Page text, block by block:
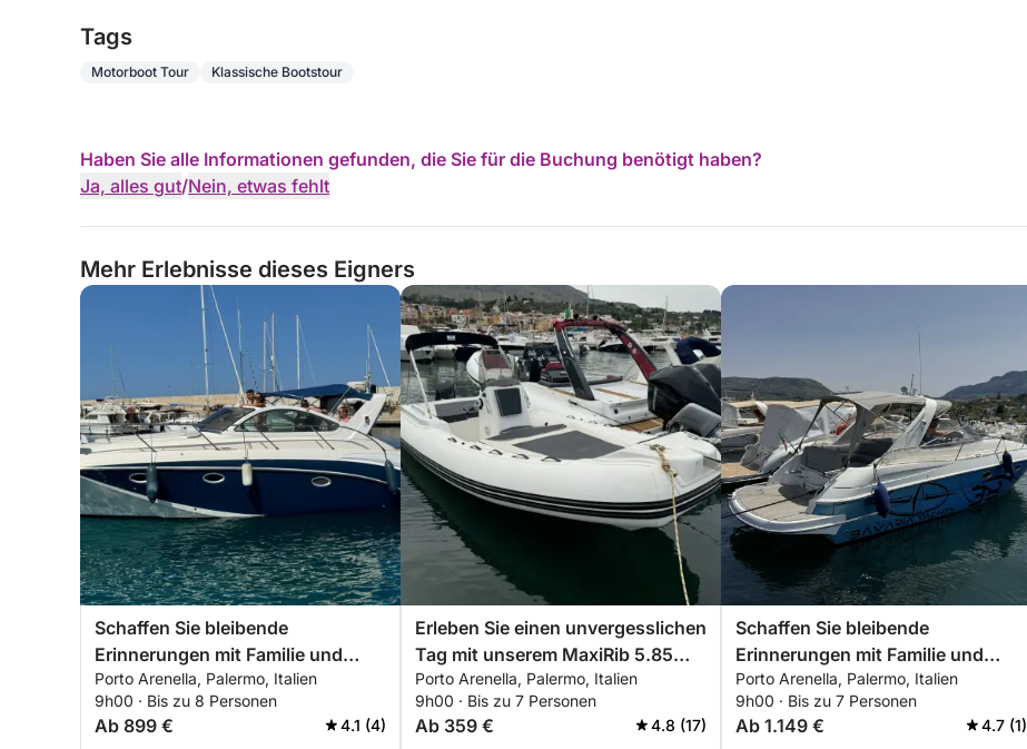
Segelabenteuer benötigen! 🌊
Tags
Motorboot Tour Klassische Bootstour
Haben Sie alle Informationen gefunden, die Sie für die Buchung benötigt haben?
Ja, alles gut/Nein, etwas fehlt
Mehr Erlebnisse dieses Eigners
Schaffen Sie bleibende
Erinnerungen mit Familie und
Freunden bei einem
unvergesslichen Tag an Bord
unserer Prinz 33 Open!
Porto Arenella, Palermo, Italien
9h00 · Bis zu 8 Personen
Ab 899 € 4.1 (4)
Erleben Sie einen unvergesslichen
Tag mit unserem MaxiRib 5.85
Almarine, ausgestattet mit allem,
was Sie für einen perfekten Tag
auf dem Boot benötigen!
Porto Arenella, Palermo, Italien
9h00 · Bis zu 7 Personen
Ab 359 € 4.8 (17)
Schaffen Sie bleibende
Erinnerungen mit Familie und
Freunden und verbringen Sie
einen unvergesslichen Tag an
Bord unserer Bavaria 32 Sport!
Porto Arenella, Palermo, Italien
9h00 · Bis zu 7 Personen
Ab 1.149 € 4.7 (1)